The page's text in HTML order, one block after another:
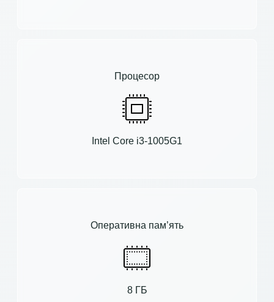
Процесор
Intel Core i3-1005G1
Оперативна пам’ять
8 ГБ